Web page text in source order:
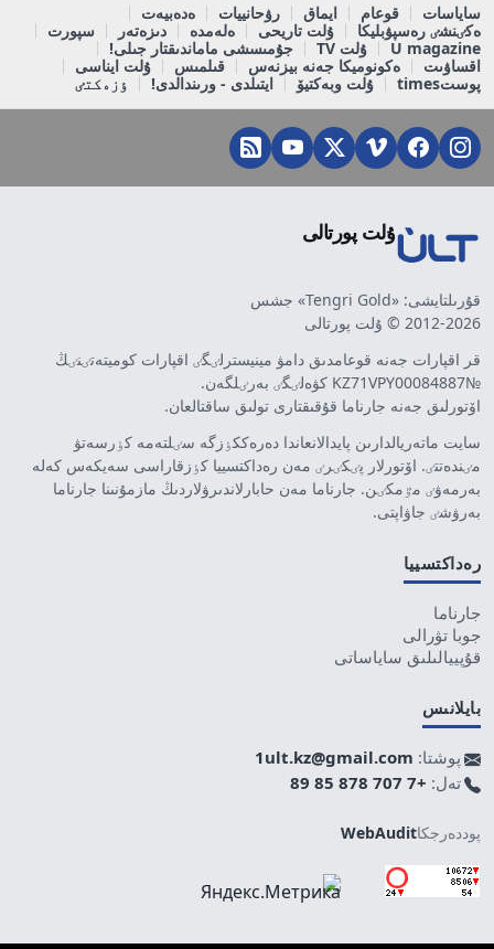
ساياسات قوعام ايماق رۋحانييات
ەدەبيەت
ەكٸنشٸ رەسپۋبليكا
ۇلت تاريحى ەلەمدە دىزەتەر
سپورت
U magazine
ۇلت TV
جۇمىسشى ماماندىقتار جىلى!
اقساۋىت
ەكونوميكا جەنە بيزنەس قىلمىس
ۇلت ايناسى
پوستtimes
ۇلت وبەكتيۆ ايتىلدى - ورىندالدى! ٶزەكتٸ
ۇلت پورتالى
قۇرىلتايشى: «Tengri Gold» جشس
2012-2026 © ۇلت پورتالى
قر اقپارات جەنە قوعامدىق دامۋ مينيسترلٸگٸ اقپارات كوميتەتٸنٸڭ
№KZ71VPY00084887 كۋەلٸگٸ بەرٸلگەن.
اۆتورلىق جەنە جارناما قۇقىقتارى تولىق ساقتالعان.
سايت ماتەريالدارىن پايدالانعاندا دەرەككٶزگە سٸلتەمە كٶرسەتۋ
مٸندەتتٸ. اۆتورلار پٸكٸرٸ مەن رەداكتسييا كٶزقاراسى سەيكەس كەلە
بەرمەۋٸ مٷمكٸن. جارناما مەن حابارلاندىرۋلاردىڭ مازمۇنىنا جارناما
بەرۋشٸ جاۋاپتى.
رەداكتسييا
جارناما
جوبا تۋرالى
قۇپييالىلىق ساياساتى
بايلانىس
پوشتا: 1ult.kz@gmail.com
تەل: +7 707 878 85 89
پوددەرجكاWebAudit